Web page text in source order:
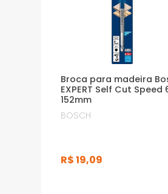
Broca para madeira
EXPERT Self Cut Speed
152mm
BOSCH
R$19,09